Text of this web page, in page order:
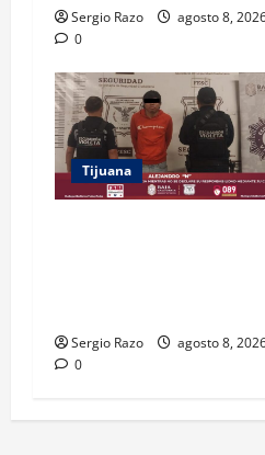
Sergio Razo
agosto 8,
0
Tijuana
Sergio Razo
agosto 8,
0